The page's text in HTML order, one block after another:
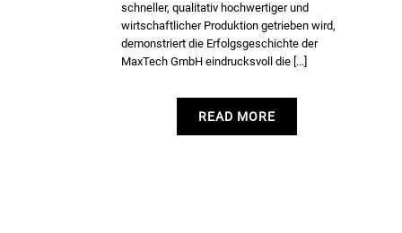
schneller, qualitativ hochwertiger und
wirtschaftlicher Produktion getrieben wird,
demonstriert die Erfolgsgeschichte der
MaxTech GmbH eindrucksvoll die [...]
READ MORE